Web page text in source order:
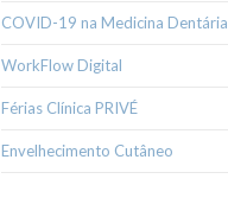
COVID-19 na Medicina Dentária
WorkFlow Digital
Férias Clínica PRIVÉ
Envelhecimento Cutâneo